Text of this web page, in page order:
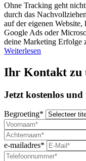
Ohne Tracking geht
durch das
auf der eigenen
Google Ads oder
deine Marketing Erfolge
Weiterlesen
Ihr Kontakt zu
Jetzt kostenlos
Begroeting*
e-mailadres*